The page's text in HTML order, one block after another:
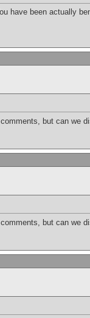
have been actually
but can we
but can we